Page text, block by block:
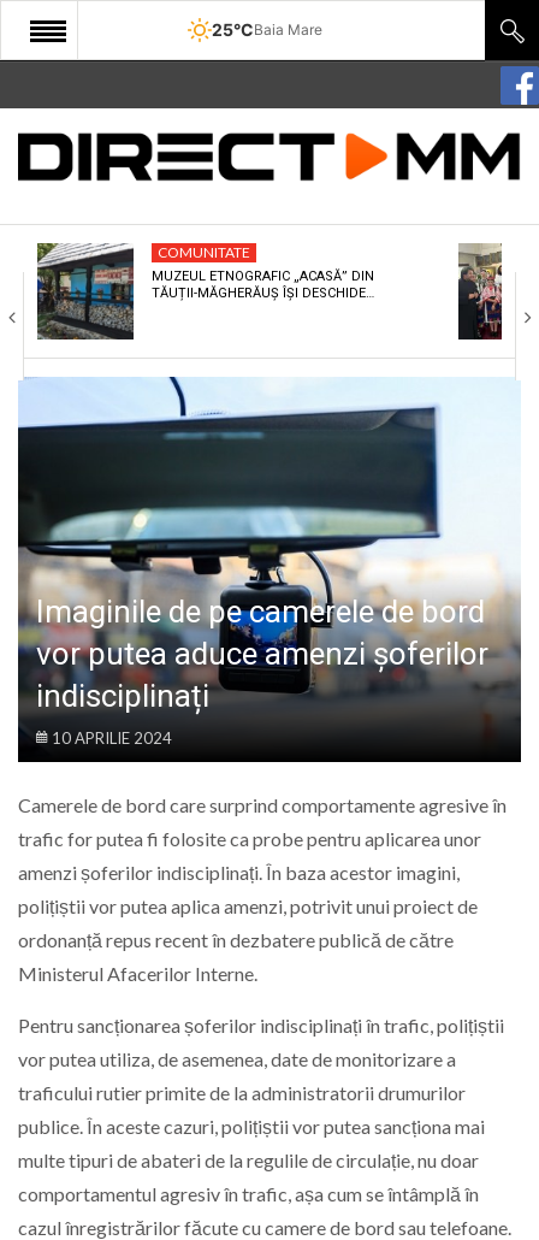
25°CBaia Mare
START
COMUNITATE
CULTURA
ECONOMIE
SANATATE
POLITIC
LIFE
COMUNITATE
MUZEUL ETNOGRAFIC „ACASĂ” DIN
TĂUȚII-MĂGHERĂUȘ ÎȘI DESCHIDE…
Imaginile de pe camerele de bord
vor putea aduce amenzi șoferilor
indisciplinați
10 APRILIE 2024
Camerele de bord care surprind comportamente agresive în
trafic for putea fi folosite ca probe pentru aplicarea unor
amenzi șoferilor indisciplinați. În baza acestor imagini,
polițiștii vor putea aplica amenzi, potrivit unui proiect de
ordonanță repus recent în dezbatere publică de către
Ministerul Afacerilor Interne.
Pentru sancționarea șoferilor indisciplinați în trafic, polițiștii
vor putea utiliza, de asemenea, date de monitorizare a
traficului rutier primite de la administratorii drumurilor
publice. În aceste cazuri, polițiștii vor putea sancționa mai
multe tipuri de abateri de la regulile de circulație, nu doar
comportamentul agresiv în trafic, așa cum se întâmplă în
cazul înregistrărilor făcute cu camere de bord sau telefoane.